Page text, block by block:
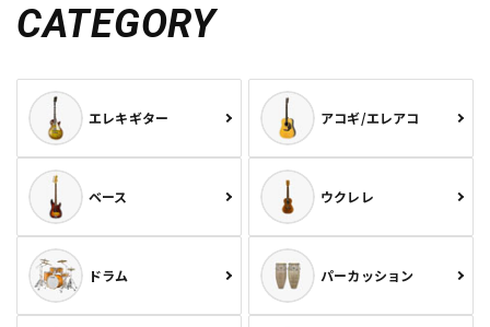
CATEGORY
エレキギター アコギ/エレアコ
ベース ウクレレ
ドラム パーカッション